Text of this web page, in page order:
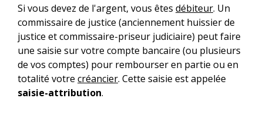
Si vous devez de l'argent, vous êtes débiteur. Un
commissaire de justice (anciennement huissier de
justice et commissaire-priseur judiciaire) peut faire
une saisie sur votre compte bancaire (ou plusieurs
de vos comptes) pour rembourser en partie ou en
totalité votre créancier. Cette saisie est appelée
saisie-attribution.